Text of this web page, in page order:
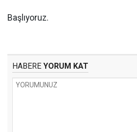
Başlıyoruz.
HABERE YORUM KAT